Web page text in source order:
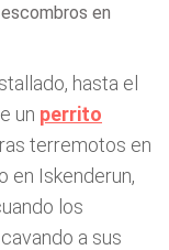
en
hasta el
un perrito
terremotos en
en Iskenderun,
los
a sus